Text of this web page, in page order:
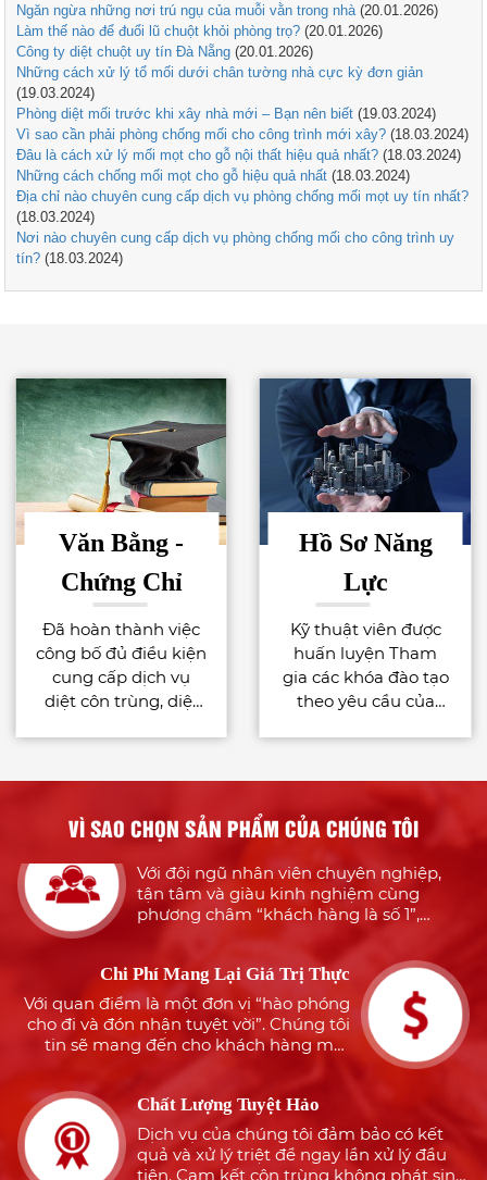
Ngăn ngừa những nơi trú ngụ của muỗi vằn trong nhà (20.01.2026)
Làm thế nào để đuổi lũ chuột khỏi phòng trọ? (20.01.2026)
Công ty diệt chuột uy tín Đà Nẵng (20.01.2026)
Những cách xử lý tổ mối dưới chân tường nhà cực kỳ đơn giản
(19.03.2024)
Phòng diệt mối trước khi xây nhà mới – Bạn nên biết (19.03.2024)
Vì sao cần phải phòng chống mối cho công trình mới xây? (18.03.2024)
Đâu là cách xử lý mối mọt cho gỗ nội thất hiệu quả nhất? (18.03.2024)
Những cách chống mối mọt cho gỗ hiệu quả nhất (18.03.2024)
Địa chỉ nào chuyên cung cấp dịch vụ phòng chống mối mọt uy tín nhất?
(18.03.2024)
Nơi nào chuyên cung cấp dịch vụ phòng chống mối cho công trình uy
tín? (18.03.2024)
Văn Bằng -
Chứng Chỉ
Đã hoàn thành việc
công bố đủ điều kiện
cung cấp dịch vụ
diệt côn trùng, diệt
Hồ Sơ Năng
Lực
Kỹ thuật viên được
huấn luyện Tham
gia các khóa đào tạo
theo yêu cầu của
Pest Management
for the Food Industry
– AIB International. -
Authorised Installer
Certificate for Xterm
(Termite bait system)
– Sumitomo
Chemical Nhận thức
được nguồn nhân
lực là tài sản quý giá
của công ty, vì thế
Cty TNHH Môi
Trường Xanh Tiến
Trương đã cố gắng
tạo điều kiện cho đội
ngũ nhân viên tiếp
VÌ SAO CHỌN SẢN PHẨM CỦA CHÚNG TÔI
Nhiều Năm Kinh Nghiệm
Với đội ngũ nhiều năm kinh nghiệm
Với đội ngũ nhân viên chuyên nghiệp,
tận tâm và giàu kinh nghiệm cùng
phương châm “khách hàng là số 1”,
chúng tôi sẽ mang đến cho khách hàng
sự an tâm, hài lòng
Chi Phí Mang Lại Giá Trị Thực
Với quan điểm là một đơn vị “hào phóng
cho đi và đón nhận tuyệt vời”. Chúng tôi
tin sẽ mang đến cho khách hàng một
dịch vụ tuyệt hảo nhưng đảm bảo tiết
kiệm tối đa
Chất Lượng Tuyệt Hảo
Dịch vụ của chúng tôi đảm bảo có kết
quả và xử lý triệt để ngay lần xử lý đầu
tiên. Cam kết côn trùng không phát sinh
lại lần nữa